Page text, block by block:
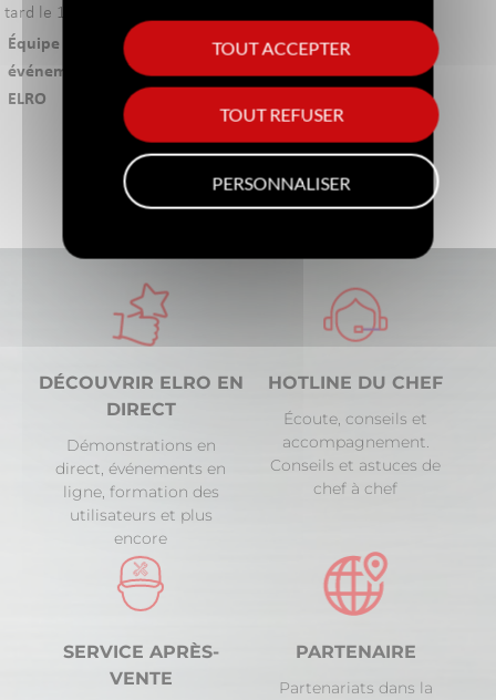
tard le 15 juin 2026.
Équipe
événementielle
ELRO
Téléphone:
+41 (0)79
150 16 73
DÉCOUVRIR ELRO EN
DIRECT
Démonstrations en
direct, événements en
ligne, formation des
utilisateurs et plus
encore
HOTLINE DU CHEF
Écoute, conseils et
accompagnement.
Conseils et astuces de
chef à chef
SERVICE APRÈS-
VENTE
PARTENAIRE
Partenariats dans la
TOUT ACCEPTER
TOUT REFUSER
PERSONNALISER